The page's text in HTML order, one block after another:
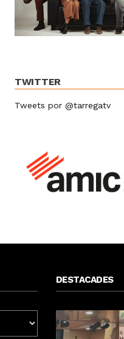
TWITTER
Tweets por @tarregatv
DESTACADES